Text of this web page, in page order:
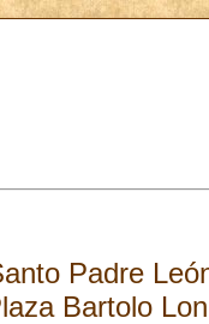
Padre
Bartolo